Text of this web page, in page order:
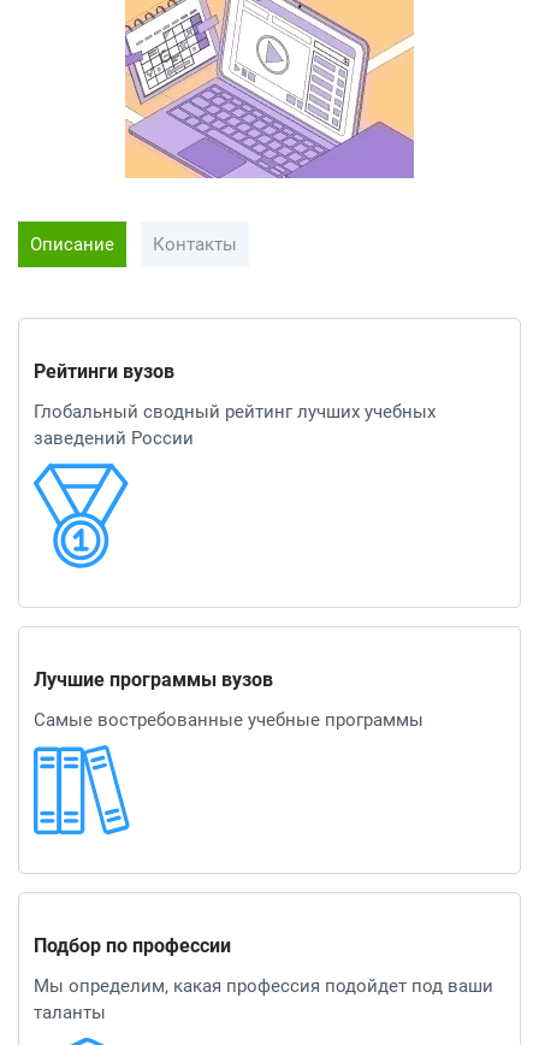
Описание Контакты
Рейтинги вузов
Глобальный сводный рейтинг лучших учебных
заведений России
Лучшие программы вузов
Самые востребованные учебные программы
Подбор по профессии
Мы определим, какая профессия подойдет под ваши
таланты